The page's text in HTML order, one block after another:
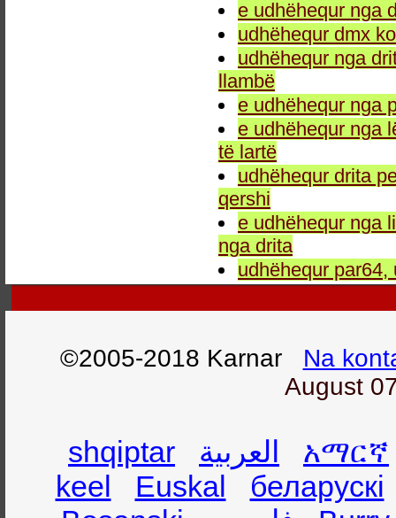
e udhëhequr nga
udhëhequr dmx
udhëhequr nga
llambë
e udhëhequr nga
e udhëhequr nga
të lartë
udhëhequr drita
qershi
e udhëhequr nga
nga drita
udhëhequr
©2005-2018 Karnar Na
August
shqiptar العربية
አማርኛ
keel
Euskal
беларускі